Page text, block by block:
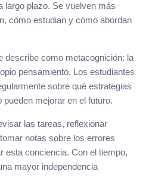
largo plazo. Se vuelven más
cómo estudian y cómo abordan
describe como metacognición: la
pensamiento. Los estudiantes
sobre qué estrategias
mejorar en el futuro.
las tareas, reflexionar
notas sobre los errores
esta conciencia. Con el tiempo,
mayor independencia